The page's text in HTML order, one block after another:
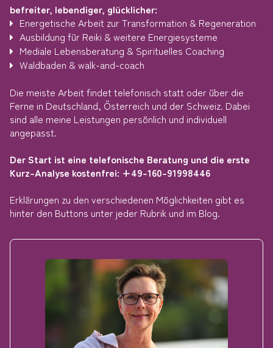
befreiter, lebendiger, glücklicher:
Energetische Arbeit zur Transformation & Regeneration
Ausbildung für Reiki & weitere Energiesysteme
Mediale Lebensberatung & Spirituelles Coaching
Waldbaden & walk-and-coach
Die meiste Arbeit findet telefonisch statt oder über die
Ferne in Deutschland, Österreich und der Schweiz. Dabei
sind alle meine Leistungen persönlich und individuell
angepasst.
Der Start ist eine telefonische Beratung und die erste
Kurz-Analyse kostenfrei: +49-160-91998446
Erklärungen zu den verschiedenen Möglichkeiten gibt es
hinter den Buttons unter jeder Rubrik und im Blog.